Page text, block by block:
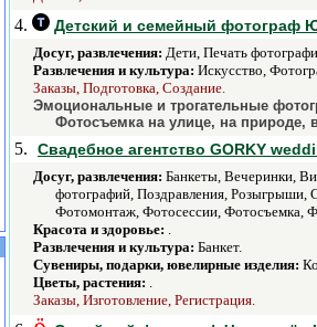
4. Детский и семейный фотограф
Досуг, развлечения: Дети, Печать
Развлечения и культура: Искусство,
Заказы, Подготовка, Создание.
Эмоциональные и трогательные
Фотосъемка на улице, на природе,
5. Свадебное агентство GORKY
Досуг, развлечения: Банкеты, Вечеринки,
фотографий, Поздравления, Розыгрыши,
Фотомонтаж, Фотосессии, Фотосъемка,
Красота и здоровье: .
Развлечения и культура: Банкет.
Сувениры, подарки, ювелирные изделия:
Цветы, растения: .
Заказы, Изготовление, Регистрация.